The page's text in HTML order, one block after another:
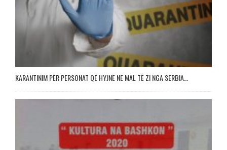
KARANTINIM PËR PERSONAT QË HYJNË NË MAL TË ZI NGA SERBIA…